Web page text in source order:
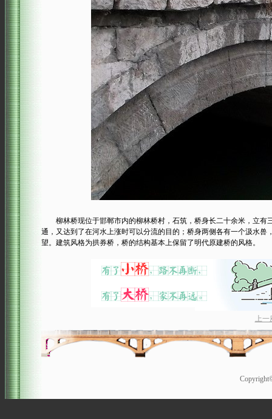
柳林桥现位于邯郸市内的柳林桥村，石筑，桥身长二十余米，立有
通，又达到了在河水上涨时可以分流的目的；桥身两侧各有一个汲水
望。建筑风格为拱券桥，桥的结构基本上保留了明代原建桥的风格。
上一